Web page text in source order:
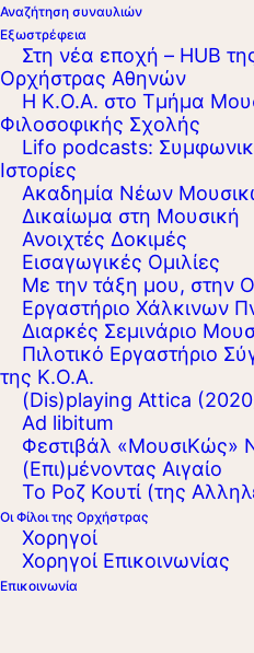
Αναζήτηση συναυλιών
Εξωστρέφεια
Στη νέα εποχή – HUB
Ορχήστρας Αθηνών
Η Κ.Ο.Α. στο Τμήμα
Φιλοσοφικής Σχολής
Lifo podcasts:
Ιστορίες
Ακαδημία Νέων
Δικαίωμα στη Μουσική
Ανοιχτές Δοκιμές
Εισαγωγικές Ομιλίες
Με την τάξη μου, στην
Εργαστήριo Χάλκινων
Διαρκές Σεμινάριο
Πιλοτικό Εργαστήριο
της Κ.Ο.Α.
(Dis)playing Attica
Ad libitum
Φεστιβάλ «ΜουσιΚώς»
(Επι)μένοντας Αιγαίο
Το Ροζ Κουτί (της
Οι Φίλοι της Ορχήστρας
Χορηγοί
Χορηγοί Επικοινωνίας
Επικοινωνία
HΚρατική Ορχήστρα
ακρόαση για την
Κορυφαίου Β΄
Τρομπονιών
υποχρέωση στο
σύμβαση
ανανέωσης.
Η άνω πρόσληψη
των άρθρων 10 παρ. 1
εδ. ιδ ΠΥΣ 33/2006, 5